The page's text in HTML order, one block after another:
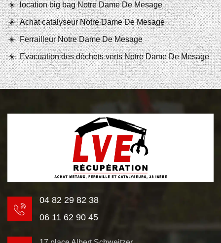
location big bag Notre Dame De Mesage
Achat catalyseur Notre Dame De Mesage
Ferrailleur Notre Dame De Mesage
Evacuation des déchets verts Notre Dame De Mesage
04 82 29 82 38
06 11 62 90 45